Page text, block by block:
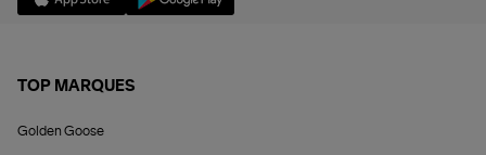
TOP MARQUES
Golden Goose